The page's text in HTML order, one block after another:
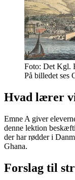
Foto: Det Kgl.
På billedet ses
Hvad lærer
Emne A giver
denne lektion
der har rødder i
Ghana.
Forslag til